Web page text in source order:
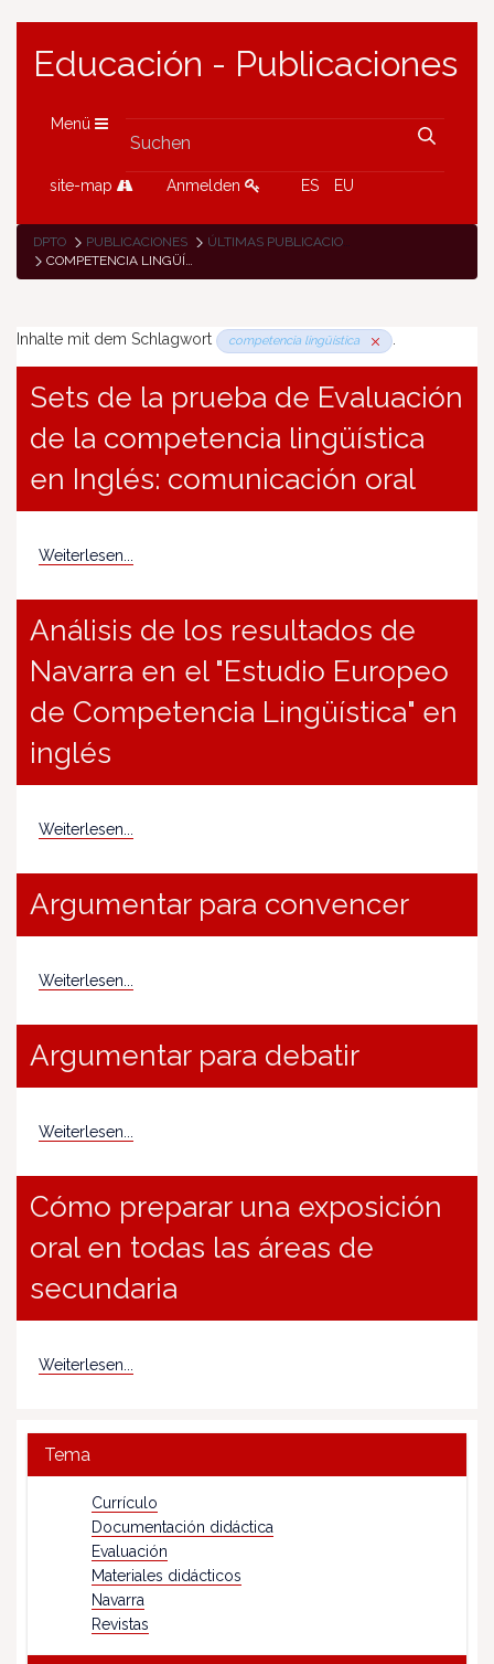
Educación - Publicaciones
Menü
site-map Anmelden ES EU
DPTO PUBLICACIONES
ÚLTIMAS PUBLICACIONES
COMPETENCIA LINGÜÍSTICA
Inhalte mit dem Schlagwort competencia lingüística .
Sets de la prueba de Evaluación
de la competencia lingüística
en Inglés: comunicación oral
Weiterlesen...
Análisis de los resultados de
Navarra en el "Estudio Europeo
de Competencia Lingüística" en
inglés
Weiterlesen...
Argumentar para convencer
Weiterlesen...
Argumentar para debatir
Weiterlesen...
Cómo preparar una exposición
oral en todas las áreas de
secundaria
Weiterlesen...
Tema
Currículo
Documentación didáctica
Evaluación
Materiales didácticos
Navarra
Revistas